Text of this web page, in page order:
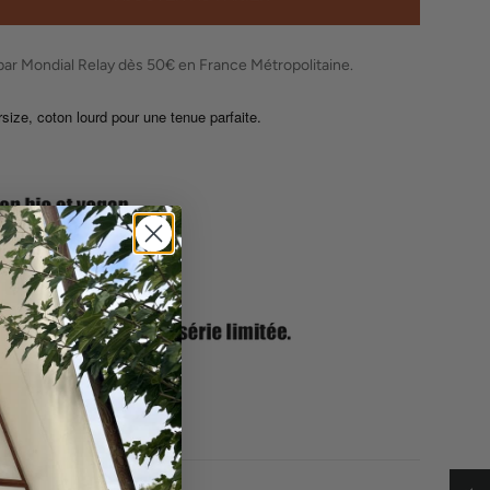
Mondial Relay dès 50€ en France Métropolitaine.
coton lourd pour une tenue parfaite.